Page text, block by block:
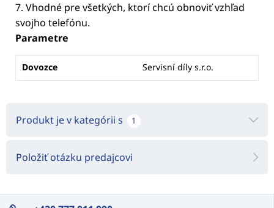
7. Vhodné pre všetkých, ktorí chcú obnoviť vzhľad
svojho telefónu.
Parametre
Dovozce Servisní díly s.r.o.
Produkt je v kategórii s 1
Položiť otázku predajcovi